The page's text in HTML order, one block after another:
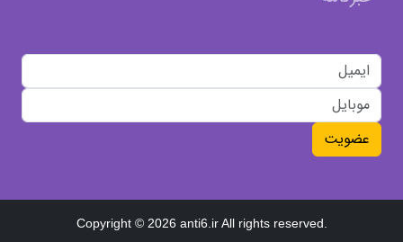
عضویت
Copyright © 2026 anti6.ir All rights reserved.